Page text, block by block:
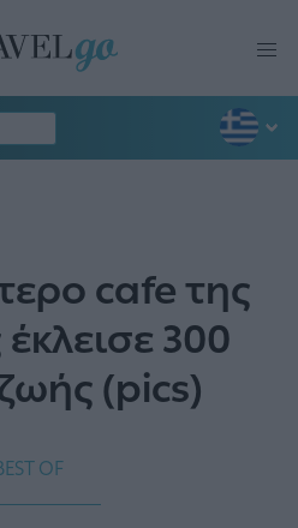
cafe της
300
(pics)
OF